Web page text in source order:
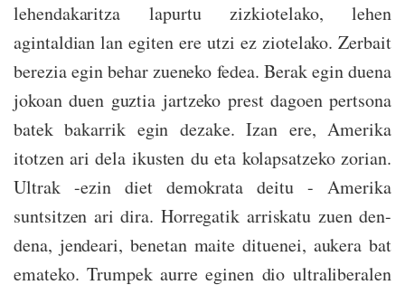
lehendakaritza lapurtu zizkiotelako, lehen
agintaldian lan egiten ere utzi ez ziotelako. Zerbait
berezia egin behar zueneko fedea. Berak egin duena
jokoan duen guztia jartzeko prest dagoen pertsona
batek bakarrik egin dezake. Izan ere, Amerika
itotzen ari dela ikusten du eta kolapsatzeko zorian.
Ultrak -ezin diet demokrata deitu - Amerika
suntsitzen ari dira. Horregatik arriskatu zuen den-
dena, jendeari, benetan maite dituenei, aukera bat
emateko. Trumpek aurre eginen dio ultraliberalen